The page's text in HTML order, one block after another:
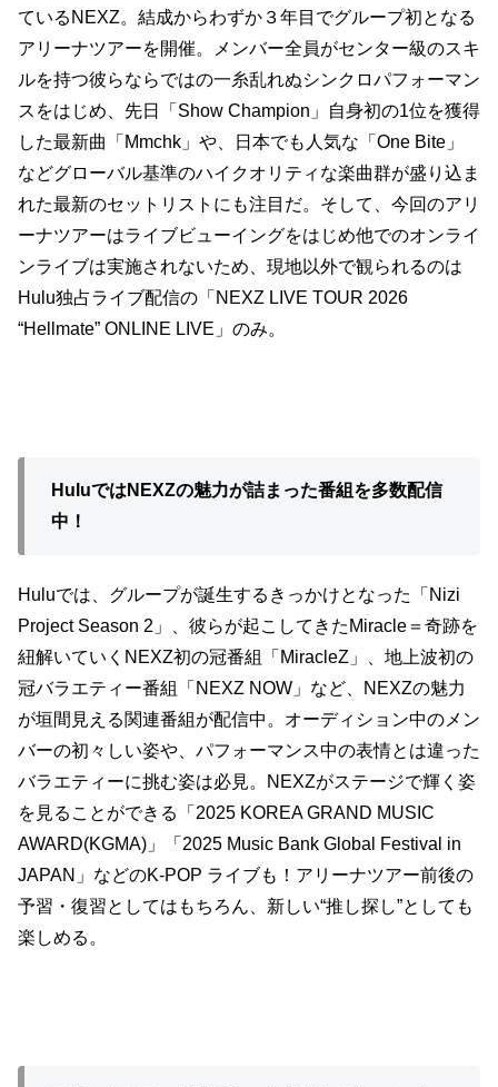
ているNEXZ。結成からわずか３年目でグループ初となる
アリーナツアーを開催。メンバー全員がセンター級のスキ
ルを持つ彼らならではの一糸乱れぬシンクロパフォーマン
スをはじめ、先日「Show Champion」自身初の1位を獲得
した最新曲「Mmchk」や、日本でも人気な「One Bite」
などグローバル基準のハイクオリティな楽曲群が盛り込ま
れた最新のセットリストにも注目だ。そして、今回のアリ
ーナツアーはライブビューイングをはじめ他でのオンライ
ンライブは実施されないため、現地以外で観られるのは
Hulu独占ライブ配信の「NEXZ LIVE TOUR 2026
“Hellmate” ONLINE LIVE」のみ。
HuluではNEXZの魅力が詰まった番組を多数配信
中！
Huluでは、グループが誕生するきっかけとなった「Nizi
Project Season 2」、彼らが起こしてきたMiracle＝奇跡を
紐解いていくNEXZ初の冠番組「MiracleZ」、地上波初の
冠バラエティー番組「NEXZ NOW」など、NEXZの魅力
が垣間見える関連番組が配信中。オーディション中のメン
バーの初々しい姿や、パフォーマンス中の表情とは違った
バラエティーに挑む姿は必見。NEXZがステージで輝く姿
を見ることができる「2025 KOREA GRAND MUSIC
AWARD(KGMA)」「2025 Music Bank Global Festival in
JAPAN」などのK-POP ライブも！アリーナツアー前後の
予習・復習としてはもちろん、新しい“推し探し”としても
楽しめる。